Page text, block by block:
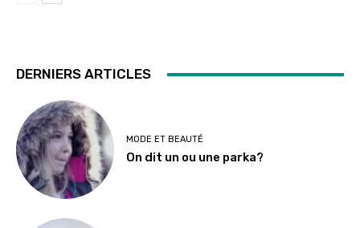
DERNIERS ARTICLES
MODE ET BEAUTÉ
On dit un ou une parka?